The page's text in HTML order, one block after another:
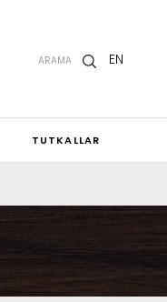
ARAMA EN
TUTKALLAR